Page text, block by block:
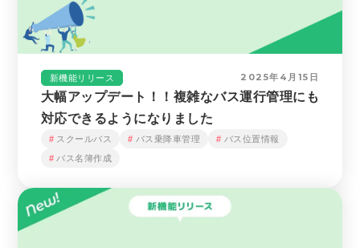
新機能リリース 2025年4月15日
大幅アップデート！！複雑なバス運行管理にも
対応できるようになりました
スクールバス バス乗降車管理
バス位置情報
バス名簿作成